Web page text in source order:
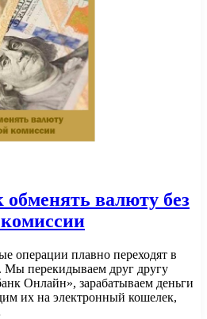
валюту без
операции плавно переходят в
Мы перекидываем друг другу
Онлайн», зарабатываем деньги
их на электронный кошелек,